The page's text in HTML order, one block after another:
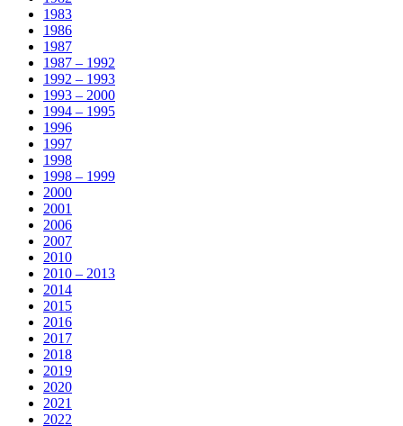
1983
1986
1987
1987 – 1992
1992 – 1993
1993 – 2000
1994 – 1995
1996
1997
1998
1998 – 1999
2000
2001
2006
2007
2010
2010 – 2013
2014
2015
2016
2017
2018
2019
2020
2021
2022